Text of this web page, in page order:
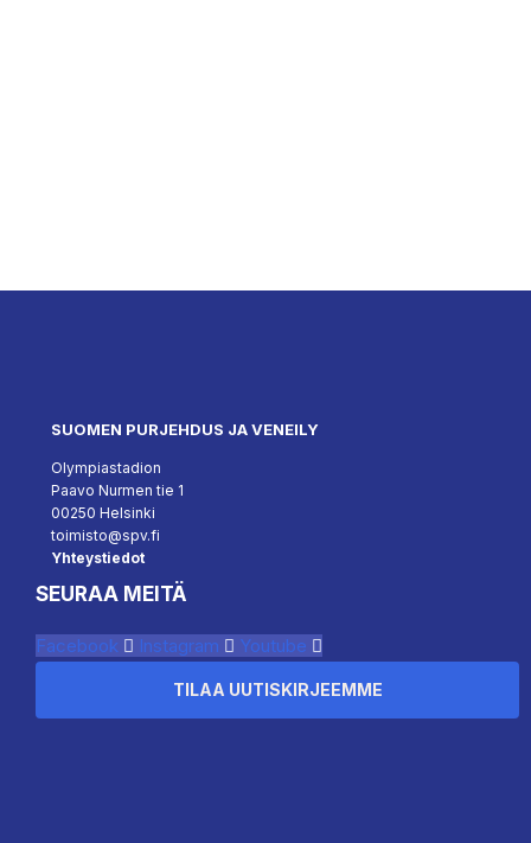
SUOMEN PURJEHDUS JA VENEILY
Olympiastadion
Paavo Nurmen tie 1
00250 Helsinki
toimisto@spv.fi
Yhteystiedot
SEURAA MEITÄ
Facebook Instagram Youtube
TILAA UUTISKIRJEEMME